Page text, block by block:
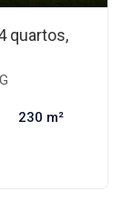
quartos,
230 m²